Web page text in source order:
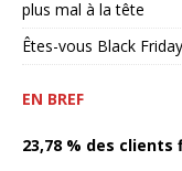
plus mal à la tête
Êtes-vous Black
EN BREF
23,78 % des clients